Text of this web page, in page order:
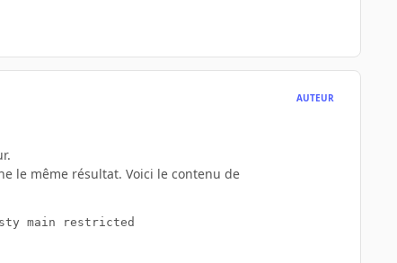
AUTEUR
le même résultat. Voici le contenu de
main restricted